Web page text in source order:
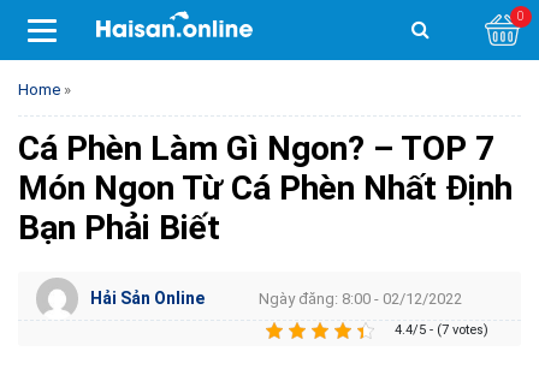
0
Home »
Cá Phèn Làm Gì Ngon? – TOP 7
Món Ngon Từ Cá Phèn Nhất Định
Bạn Phải Biết
Hải Sản Online Ngày đăng: 8:00 - 02/12/2022
4.4/5 - (7 votes)